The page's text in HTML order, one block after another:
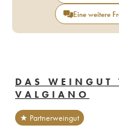
Eine weitere
DAS WEINGUT
VALGIANO
★ Partnerweingut